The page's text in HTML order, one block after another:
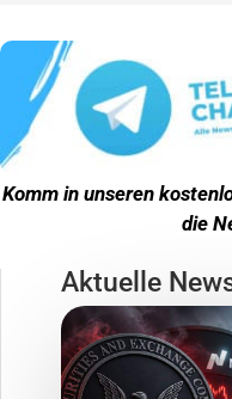
Komm in unseren
die
Aktuelle